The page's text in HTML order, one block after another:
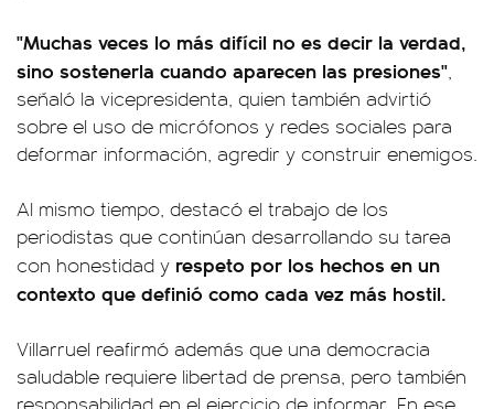
"Muchas veces lo más difícil no es decir la verdad,
sino sostenerla cuando aparecen las presiones",
señaló la vicepresidenta, quien también advirtió
sobre el uso de micrófonos y redes sociales para
deformar información, agredir y construir enemigos.
Al mismo tiempo, destacó el trabajo de los
periodistas que continúan desarrollando su tarea
con honestidad y respeto por los hechos en un
contexto que definió como cada vez más hostil.
Villarruel reafirmó además que una democracia
saludable requiere libertad de prensa, pero también
responsabilidad en el ejercicio de informar. En ese